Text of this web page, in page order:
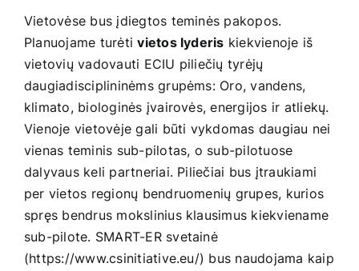
Vietovėse bus įdiegtos teminės pakopos.
Planuojame turėtivietos lyderis kiekvienoje iš
vietovių vadovauti ECIU piliečių tyrėjų
daugiadisciplininėms grupėms: Oro, vandens,
klimato, biologinės įvairovės, energijos ir atliekų.
Vienoje vietovėje gali būti vykdomas daugiau nei
vienas teminis sub-pilotas, o sub-pilotuose
dalyvaus keli partneriai. Piliečiai bus įtraukiami
per vietos regionų bendruomenių grupes, kurios
spręs bendrus mokslinius klausimus kiekviename
sub-pilote. SMART-ER svetainė
(https://www.csinitiative.eu/) bus naudojama kaip